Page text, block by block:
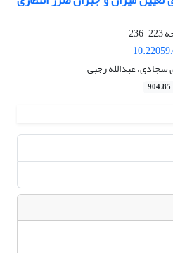
223-236
عبدالله رجبی